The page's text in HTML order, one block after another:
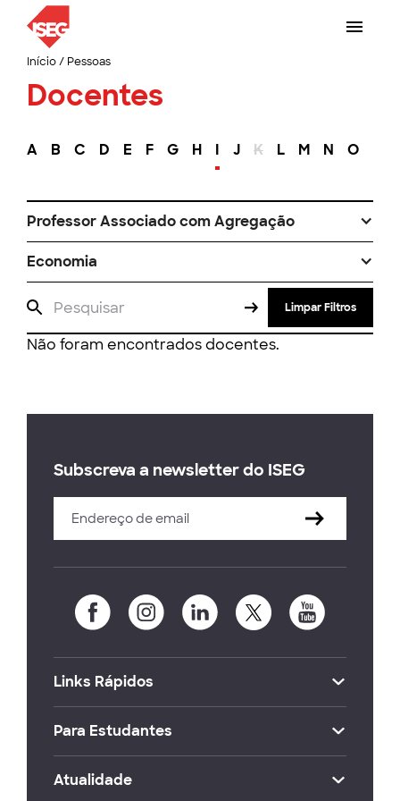
Início/ Pessoas
Docentes
A B C D E F G H I J K L M N O
Professor Associado com Agregação
Economia
Limpar Filtros
Não foram encontrados docentes.
Subscreva a newsletter do ISEG
Links Rápidos
Para Estudantes
Atualidade